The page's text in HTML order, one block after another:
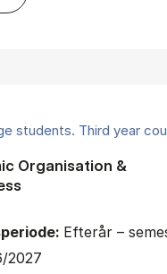
students. Third year
Organisation &
Efterår –
2027